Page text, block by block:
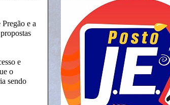
e a
e
o
sendo